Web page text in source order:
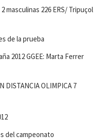
masculinas 226 ERS/ Tripuçol
de la prueba
2012 GGEE: Marta Ferrer
DISTANCIA OLIMPICA 7
del campeonato